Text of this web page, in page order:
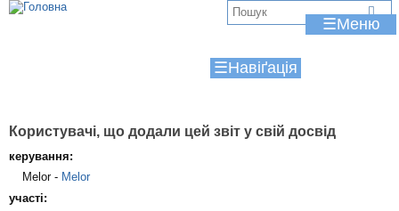
Jump to navigation
☰
☰
Користувачі, що додали цей звіт у свій досвід
керування:
Melor - Melor
участі: